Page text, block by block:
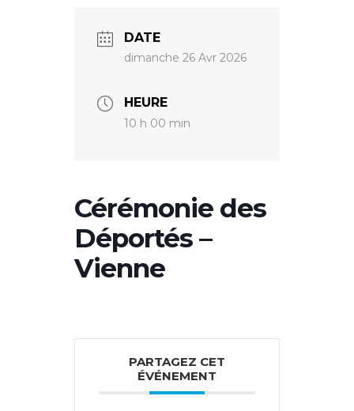
DATE
dimanche 26 Avr 2026
HEURE
10 h 00 min
Cérémonie des
Déportés –
Vienne
PARTAGEZ CET
ÉVÉNEMENT